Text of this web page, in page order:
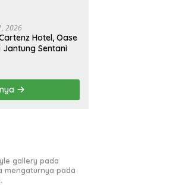
2026
Hotel, Oase
Jantung Sentani
gallery pada
mengaturnya pada